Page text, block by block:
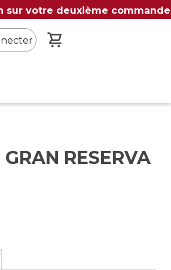
sur votre deuxième commande
RESERVA